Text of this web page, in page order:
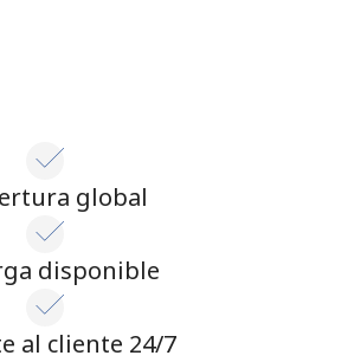
global
disponible
al cliente 24/7